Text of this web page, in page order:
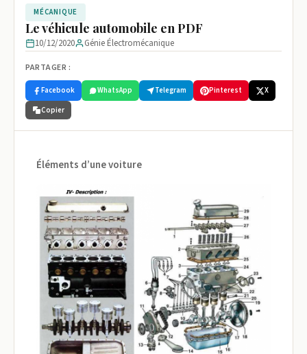
MÉCANIQUE
Le véhicule automobile en PDF
10/12/2020 Génie Électromécanique
PARTAGER :
Facebook WhatsApp Telegram Pinterest
X
Copier
Éléments d’une voiture